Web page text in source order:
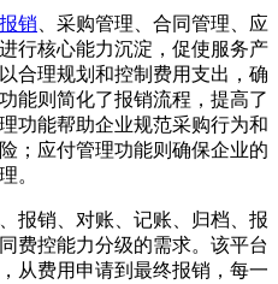
销 、采购管理、合同管理、应
行核心能力沉淀，促使服务产
合理规划和控制费用支出，确
能则简化了报销流程，提高了
功能帮助企业规范采购行为和
；应付管理功能则确保企业的
。
报销、对账、记账、归档、报
费控能力分级的需求。该平台
从费用申请到最终报销，每一